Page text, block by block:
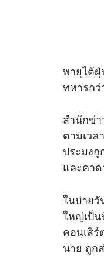
พายุไต้ฝุ่
ทหารก
สำนักข่า
ตามเว
ประมง
และคา
ในบ่ายวั
ใหญ่เป็น
คอนเสิ
นาย ถูก